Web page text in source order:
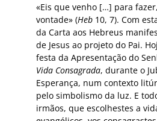
«Eis que venho […] para
vontade» (Heb 10, 7). Com
da Carta aos Hebreus
de Jesus ao projeto do Pai.
festa da Apresentação do
Vida Consagrada, durante o
Esperança, num contexto
pelo simbolismo da luz. E
irmãos, que escolhestes a